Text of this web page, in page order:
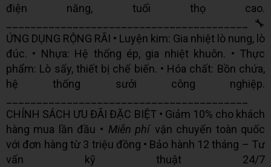
điện năng, tuổi thọ cao.
________________________________________ 🔧
ỨNG DỤNG RỘNG RÃI • Luyện kim: Gia nhiệt lò nung, lò
đúc. • Nhựa: Hệ thống ép, gia nhiệt khuôn. • Thực
phẩm: Lò sấy, thiết bị chế biến. • Hóa chất: Bồn chứa,
hệ thống sưởi công nghiệp.
CHÍNH SÁCH ƯU ĐÃI ĐẶC BIỆT • Giảm 10% cho khách
hàng mua lần đầu • Miễn phí vận chuyển toàn quốc
với đơn hàng từ 3 triệu đồng • Bảo hành 12 tháng – Tư
vấn kỹ thuật 24/7